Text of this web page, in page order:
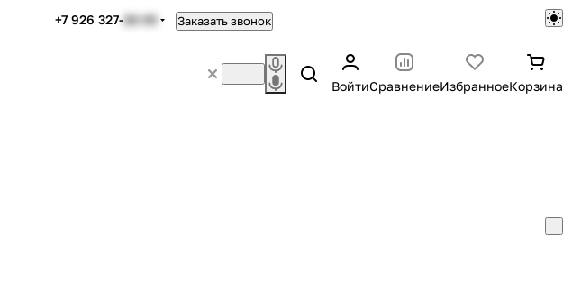
+7 926 327-22-33 Заказать звонок
ВойтиСравнениеИзбранноеКорзина